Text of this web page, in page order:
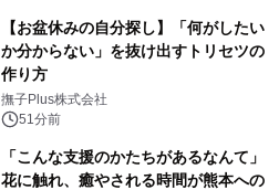
【お盆休みの自分探し】「何がしたい
か分からない」を抜け出すトリセツの
作り方
撫子Plus株式会社
51分前
「こんな支援のかたちがあるなんて」
花に触れ、癒やされる時間が熊本への